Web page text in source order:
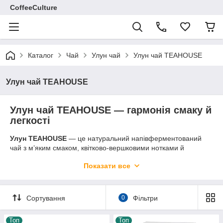
CoffeeCulture
Каталог Чай Улун чай Улун чай TEAHOUSE
Улун чай TEAHOUSE
Улун чай TEAHOUSE — гармонія смаку й
легкості
Улун TEAHOUSE — це натуральний напівферментований
чай з м’яким смаком, квітково-вершковими нотками й
та чорного чаю, створюючи збалансований напій, який
барвників, і підходить для щоденного вживання — вдома, в
офісі чи під час паузи між справами.TEAHOUSE— це
український бренд, який створює якісний чай у зручних
Показати все
Сортування 0 Фільтри
Топ Топ